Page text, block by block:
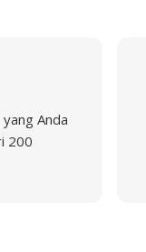
Anda
200